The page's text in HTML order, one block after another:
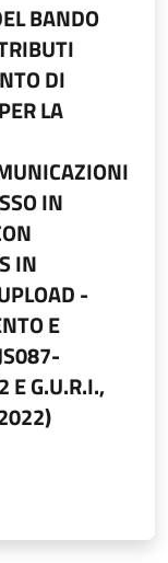
BANDO
DI
LA
IN
IN
-
E
E G.U.R.I.,